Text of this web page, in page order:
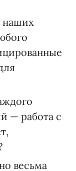
наших
— работа с
весьма